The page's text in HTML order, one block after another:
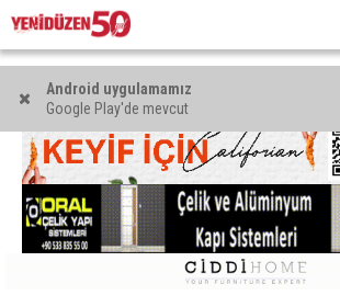
Android uygulamamız
Google Play'de mevcut
GÜÇ-SEN: “Silo kazasına benzer bir felaketle